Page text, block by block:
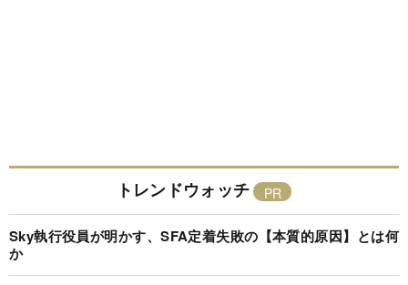
トレンドウォッチ
Sky執行役員が明かす、SFA定着失敗の【本質的原因】とは何
か